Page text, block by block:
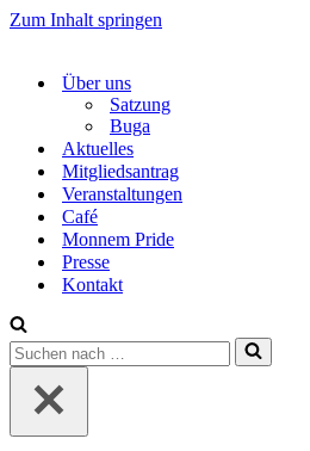
Zum Inhalt springen
Über uns
Satzung
Buga
Aktuelles
Mitgliedsantrag
Veranstaltungen
Café
Monnem Pride
Presse
Kontakt
Suchen
nach …